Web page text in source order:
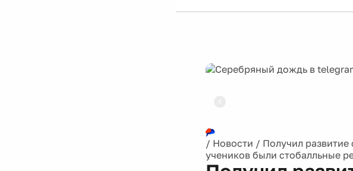
/ Новости / Получил развитие
учеников были стобалльные